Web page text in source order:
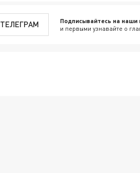
ТЕЛЕГРАМ Подписывайтесь на наши
и первыми узнавайте о